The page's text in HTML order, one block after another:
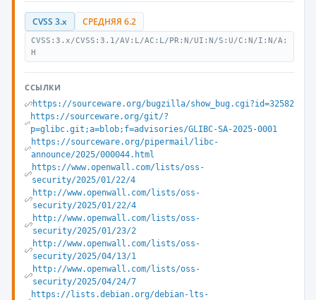
CVSS 3.x СРЕДНЯЯ 6.2
CVSS:3.x/CVSS:3.1/AV:L/AC:L/PR:N/UI:N/S:U/C:N/I:N/A:
H
ССЫЛКИ
https://sourceware.org/bugzilla/show_bug.cgi?id=32582
https://sourceware.org/git/?
p=glibc.git;a=blob;f=advisories/GLIBC-SA-2025-0001
https://sourceware.org/pipermail/libc-
announce/2025/000044.html
https://www.openwall.com/lists/oss-
security/2025/01/22/4
http://www.openwall.com/lists/oss-
security/2025/01/22/4
http://www.openwall.com/lists/oss-
security/2025/01/23/2
http://www.openwall.com/lists/oss-
security/2025/04/13/1
http://www.openwall.com/lists/oss-
security/2025/04/24/7
https://lists.debian.org/debian-lts-